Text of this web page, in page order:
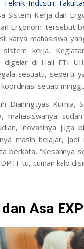
Teknik Industri,
Sistem Kerja dan
Ergonomi tersebut
karya mahasiswa
sistem kerja.
digelar di Hall FTI
sesuatu, seperti
koordinasi setiap
Dianingtyas Kurnia,
mahasiswanya
inovasinya juga
masih belajar, jadi
berkata, “Kesannya
itu, cuman kalo
Asa